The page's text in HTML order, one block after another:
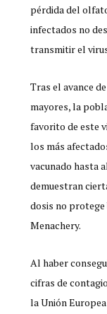
pérdida del
infectados no
transmitir el
Tras el avance
mayores, la
favorito de este
los más
vacunado hasta
demuestran
dosis no protege
Menachery.
Al haber
cifras de
la Unión